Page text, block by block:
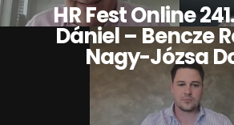
HR Fest Online
Dániel – Bencze
Nagy-Józsa